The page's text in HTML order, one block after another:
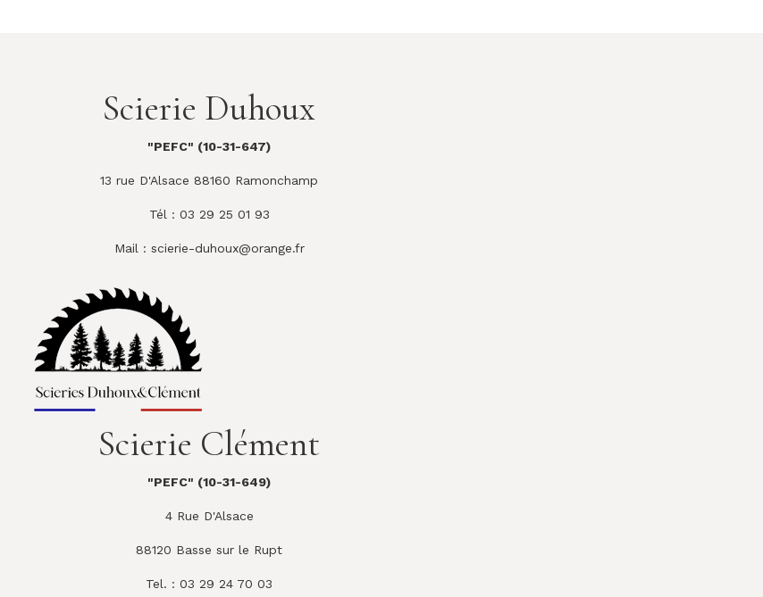
Scierie Duhoux
"PEFC" (10-31-647)
13 rue D'Alsace 88160 Ramonchamp
Tél : 03 29 25 01 93
Mail : scierie-duhoux@orange.fr
Scierie Clément
"PEFC" (10-31-649)
4 Rue D'Alsace
88120 Basse sur le Rupt
Tel. : 03 29 24 70 03